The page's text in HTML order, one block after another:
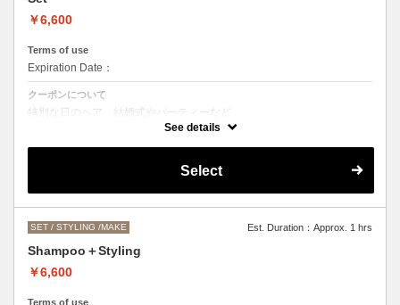
￥6,600
Terms of use
Expiration Date：
クーポンについて
特別な日のヘア、結婚式やパーティーなど
ヘアアレンジをご希望の方はこちらをお選びください。
い。
（早朝料金として、一時間ごとに＋2000円になります。）
See details
Select
SET / STYLING /MAKE Est. Duration：Approx. 1 hrs
Shampoo＋Styling
￥6,600
Terms of use